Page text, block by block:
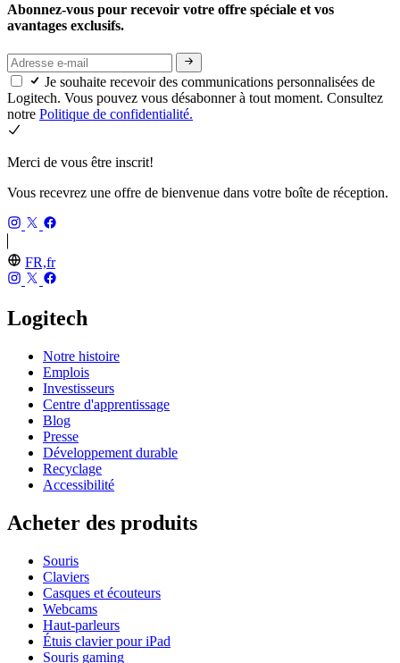
Abonnez-vous pour recevoir votre offre spéciale et vos
avantages exclusifs.
Je souhaite recevoir des communications personnalisées de
Logitech. Vous pouvez vous désabonner à tout moment. Consultez
notre Politique de confidentialité.
Merci de vous être inscrit!
Vous recevrez une offre de bienvenue dans votre boîte de réception.
FR,fr
Logitech
Notre histoire
Emplois
Investisseurs
Centre d'apprentissage
Blog
Presse
Développement durable
Recyclage
Accessibilité
Acheter des produits
Souris
Claviers
Casques et écouteurs
Webcams
Haut-parleurs
Étuis clavier pour iPad
Souris gaming